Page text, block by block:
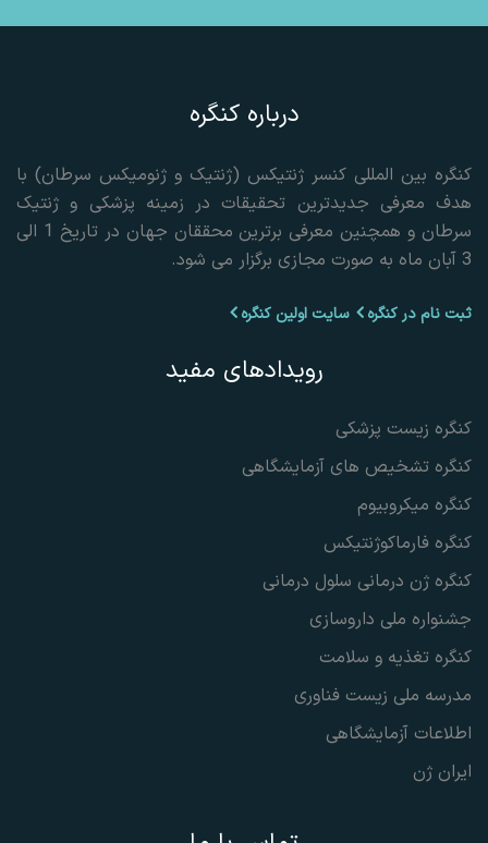
درباره کنگره
کنگره بین المللی کنسر ژنتیکس (ژنتیک و ژنومیکس سرطان) با
هدف معرفی جدیدترین تحقیقات در زمینه پزشکی و ژنتیک
سرطان و همچنین معرفی برترین محققان جهان در تاریخ 1 الی
3 آبان ماه به صورت مجازی برگزار می شود.
ثبت نام در کنگره سایت اولین کنگره
رویدادهای مفید
کنگره زیست پزشکی
کنگره تشخیص های آزمایشگاهی
کنگره میکروبیوم
کنگره فارماکوژنتیکس
کنگره ژن درمانی سلول درمانی
جشنواره ملی داروسازی
کنگره تغذیه و سلامت
مدرسه ملی زیست فناوری
اطلاعات آزمایشگاهی
ایران ژن